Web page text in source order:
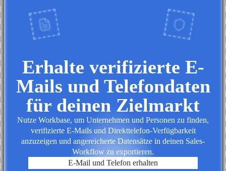
Erhalte verifizierte E-
Mails und Telefondaten
für deinen Zielmarkt
Nutze Workbase, um Unternehmen und Personen zu finden,
verifizierte E-Mails und Direkttelefon-Verfügbarkeit
anzuzeigen und angereicherte Datensätze in deinen Sales-
Workflow zu exportieren.
E-Mail und Telefon erhalten